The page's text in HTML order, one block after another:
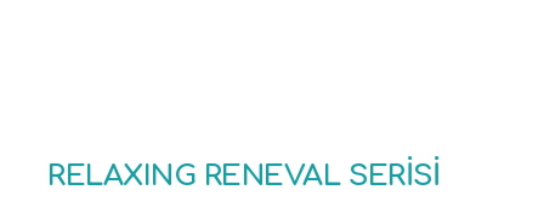
RELAXING RENEVAL SERİSİ